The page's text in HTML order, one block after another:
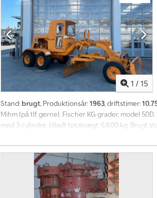
1 / 15
Stand: brugt, Produktionsår:1963, driftstimer:
Mihm (på tlf. gerne). Fischer KG grader, model
med 3 cylindre, tilladt totalvægt: 6.600 kg. Brugt
Yderligere information findes på vores
mellemsalg!!! = Yderligere information = Kontakt